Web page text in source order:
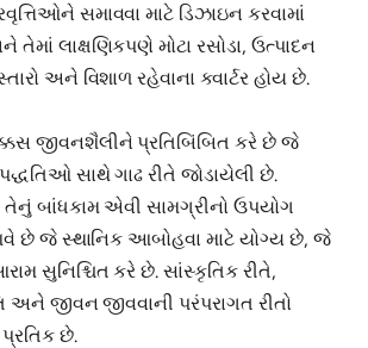
સમાવવા માટે ડિઝાઇન કરવામાં
લાક્ષણિકપણે મોટા રસોડા, ઉત્પાદન
અને વિશાળ રહેવાના ક્વાર્ટર હોય છે.
જીવનશૈલીને પ્રતિબિંબિત કરે છે જે
સાથે ગાઢ રીતે જોડાયેલી છે.
તેનું બાંધકામ એવી સામગ્રીનો ઉપયોગ
છે જે સ્થાનિક આબોહવા માટે યોગ્ય છે, જે
સુનિશ્ચિત કરે છે. સાંસ્કૃતિક રીતે,
અને જીવન જીવવાની પરંપરાગત રીતો
છે.